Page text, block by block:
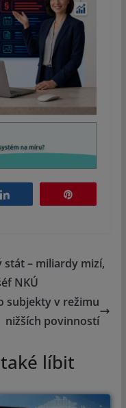
stát – miliardy mizí,
NKÚ
subjekty v režimu
nižších povinností
líbit